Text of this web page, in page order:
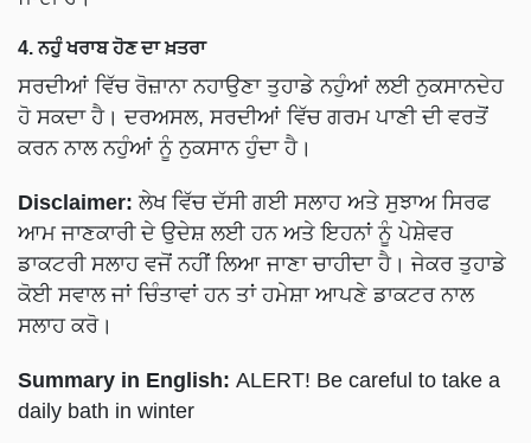
4. ਨਹੁੰ ਖਰਾਬ ਹੋਣ ਦਾ ਖ਼ਤਰਾ
ਸਰਦੀਆਂ ਵਿੱਚ ਰੋਜ਼ਾਨਾ ਨਹਾਉਣਾ ਤੁਹਾਡੇ ਨਹੁੰਆਂ ਲਈ ਨੁਕਸਾਨਦੇਹ
ਹੋ ਸਕਦਾ ਹੈ। ਦਰਅਸਲ, ਸਰਦੀਆਂ ਵਿੱਚ ਗਰਮ ਪਾਣੀ ਦੀ ਵਰਤੋਂ
ਕਰਨ ਨਾਲ ਨਹੁੰਆਂ ਨੂੰ ਨੁਕਸਾਨ ਹੁੰਦਾ ਹੈ।
Disclaimer:
ਲੇਖ ਵਿੱਚ ਦੱਸੀ ਗਈ ਸਲਾਹ ਅਤੇ ਸੁਝਾਅ ਸਿਰਫ
ਆਮ ਜਾਣਕਾਰੀ ਦੇ ਉਦੇਸ਼ ਲਈ ਹਨ ਅਤੇ ਇਹਨਾਂ ਨੂੰ ਪੇਸ਼ੇਵਰ
ਡਾਕਟਰੀ ਸਲਾਹ ਵਜੋਂ ਨਹੀਂ ਲਿਆ ਜਾਣਾ ਚਾਹੀਦਾ ਹੈ। ਜੇਕਰ ਤੁਹਾਡੇ
ਕੋਈ ਸਵਾਲ ਜਾਂ ਚਿੰਤਾਵਾਂ ਹਨ ਤਾਂ ਹਮੇਸ਼ਾ ਆਪਣੇ ਡਾਕਟਰ ਨਾਲ
ਸਲਾਹ ਕਰੋ।
daily bath in winter